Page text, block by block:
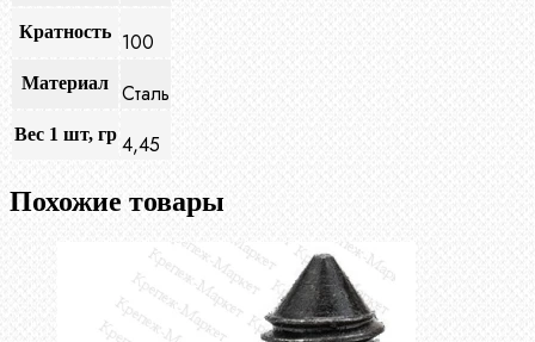
Кратность 100
Материал Сталь
Вес 1 шт, гр 4,45
Похожие товары